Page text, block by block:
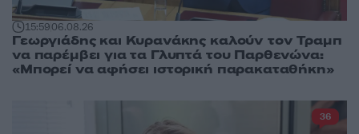
15:5906.08.26
Γεωργιάδης και Κυρανάκης καλούν τον Τραμπ
να παρέμβει για τα Γλυπτά του Παρθενώνα:
«Μπορεί να αφήσει ιστορική παρακαταθήκη»
36